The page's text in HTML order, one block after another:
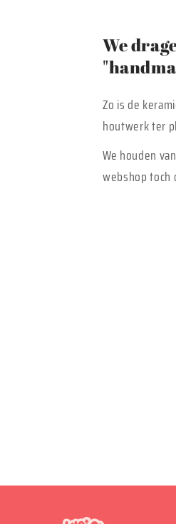
We
Zo is de
houtwerk ter
We houden
webshop toch